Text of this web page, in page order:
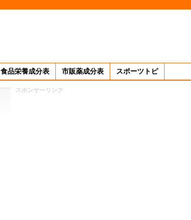
食品栄養成分表 市販薬成分表 スポーツトピ
スポンサーリンク